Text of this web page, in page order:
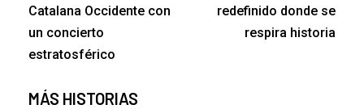
Catalana Occidente con
un concierto
estratosférico
redefinido donde se
respira historia
MÁS HISTORIAS